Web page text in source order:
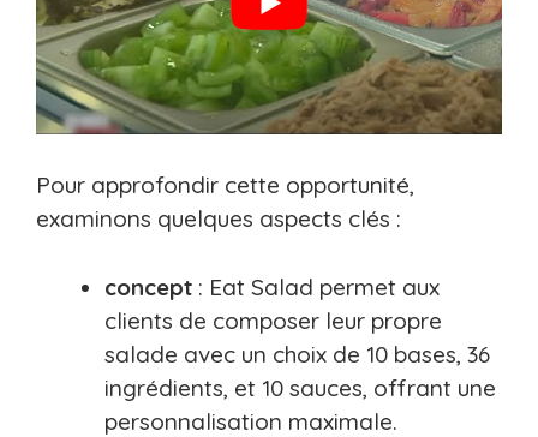
Pour approfondir cette opportunité,
examinons quelques aspects clés :
concept : Eat Salad permet aux
clients de composer leur propre
salade avec un choix de 10 bases, 36
ingrédients, et 10 sauces, offrant une
personnalisation maximale.